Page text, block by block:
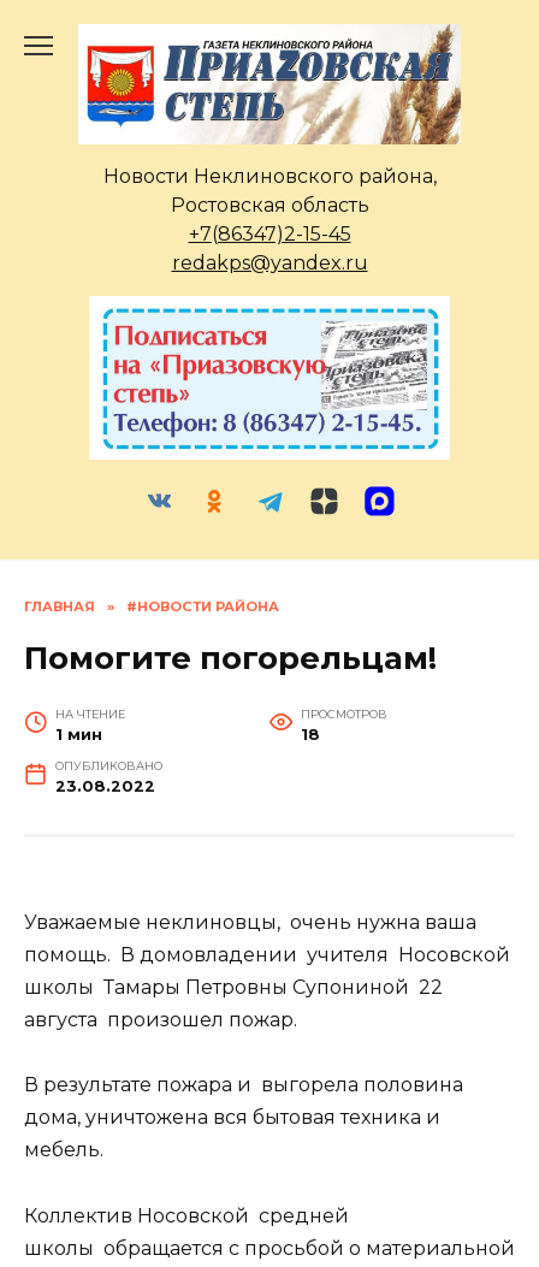
содержанию
Новости Неклиновского района,
Ростовская область
+7(86347)2-15-45
redakps@yandex.ru
ГЛАВНАЯ » #НОВОСТИ РАЙОНА
Помогите погорельцам!
НА ЧТЕНИЕ
1 мин
ПРОСМОТРОВ
18
ОПУБЛИКОВАНО
23.08.2022
Уважаемые неклиновцы, очень нужна ваша
помощь. В домовладении учителя Носовской
школы Тамары Петровны Супониной 22
августа произошел пожар.
В результате пожара и выгорела половина
дома, уничтожена вся бытовая техника и
мебель.
Коллектив Носовской средней
школы обращается с просьбой о материальной